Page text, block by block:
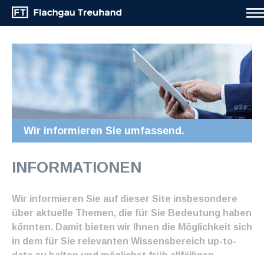
Wir informieren Sie umfassend.
INFORMATIONEN
Wir informieren Sie auf dieser Site insbesondere
über aktuelle Themen, die für Sie Bedeutung haben
könnten. Damit bieten wir Ihnen die Möglichkeit sich
in dem für Sie relevanten Wissensbereich up-to-